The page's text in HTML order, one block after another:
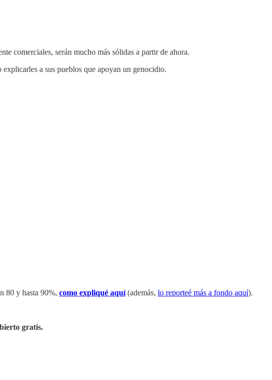
comerciales, serán mucho más sólidas a partir de ahora.
a sus pueblos que apoyan un genocidio.
80 y hasta 90%, como expliqué aquí(además, lo reporteé más a fondo aquí).
gratis.